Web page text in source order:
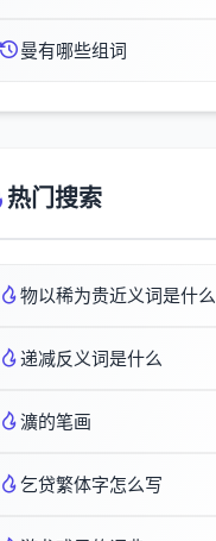
曼有哪些组词
热门搜索
物以稀为贵近义词是什么
递减反义词是什么
瀇的笔画
乞贷繁体字怎么写